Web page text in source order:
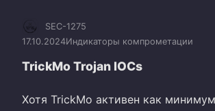
SEC-1275
17.10.2024Индикаторы компрометации
TrickMo Trojan IOCs
Хотя TrickMo активен как